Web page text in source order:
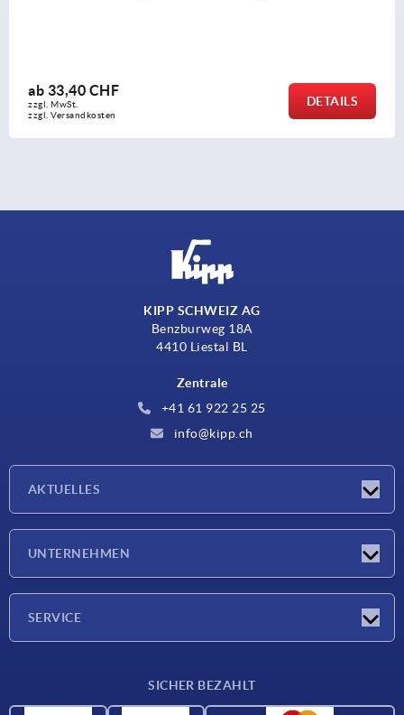
ab 33,40 CHF
zzgl. MwSt.
zzgl. Versandkosten
DETAILS
KIPP SCHWEIZ AG
Benzburweg 18A
4410 Liestal BL
Zentrale
+41 61 922 25 25
info@kipp.ch
AKTUELLES
UNTERNEHMEN
SERVICE
SICHER BEZAHLT